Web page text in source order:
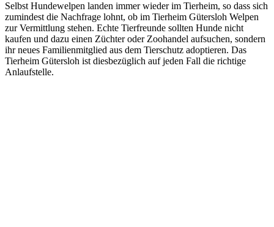
Selbst Hundewelpen landen immer wieder im Tierheim, so dass sich
zumindest die Nachfrage lohnt, ob im Tierheim Gütersloh Welpen
zur Vermittlung stehen. Echte Tierfreunde sollten Hunde nicht
kaufen und dazu einen Züchter oder Zoohandel aufsuchen, sondern
ihr neues Familienmitglied aus dem Tierschutz adoptieren. Das
Tierheim Gütersloh ist diesbezüglich auf jeden Fall die richtige
Anlaufstelle.